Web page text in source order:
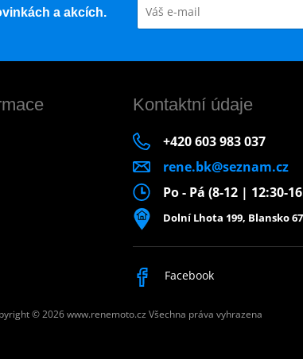
a akcích.
Kontaktní údaje
+420 603 983 037
rene.bk@seznam.cz
Po - Pá (8-12 | 12:30-
Dolní Lhota 199, Blansko
Facebook
© 2026 www.renemoto.cz Všechna práva vyhrazena